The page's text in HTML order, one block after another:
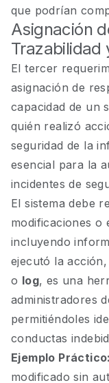
que podrían
Asignación
Trazabilidad
El tercer
asignación de
capacidad de un
quién realizó
seguridad de la
esencial para la
incidentes de
El sistema debe
modificaciones o
incluyendo
ejecutó la
o log, es una
administradores
permitiéndoles
conductas
Ejemplo Práctico:
modificado sin